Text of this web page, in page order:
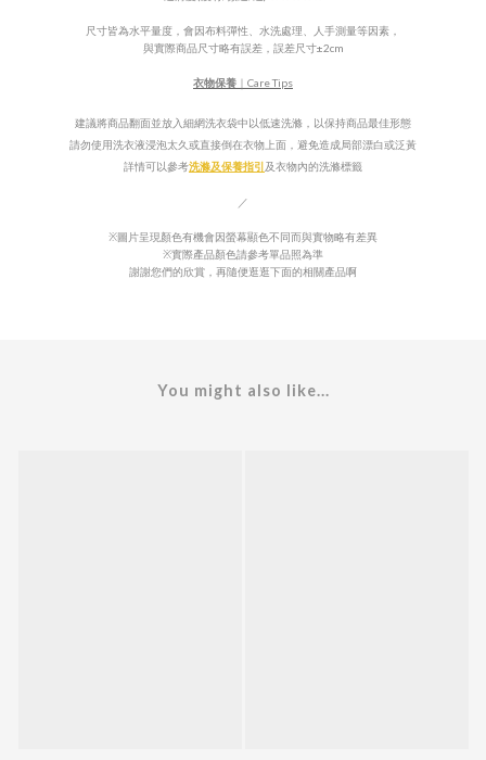
尺寸皆為水平量度，會因布料彈性、水洗處理、人手測量等因素，
與實際商品尺寸略有誤差，誤差尺寸±2cm
衣物保養 ｜Care Tips
建議將商品翻面並放入細網洗衣袋中以低速洗滌 ， 以保持商品最佳形態
請勿使用洗衣液浸泡太久或直接倒在衣物上面， 避免造成局部漂白或泛黃
詳情可以參考洗滌及保養指引 及衣物內的洗滌標籤
／
※圖片呈現顏色有機會因螢幕顯色不同而與實物略有差異
※實際產品顏色請參考單品照為準
謝謝您們的欣賞，再隨便逛逛下面的相關產品啊
You might also like...